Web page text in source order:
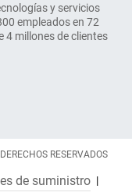
y servicios
empleados en 72
4 millones de clientes
RESERVADOS
de suministro